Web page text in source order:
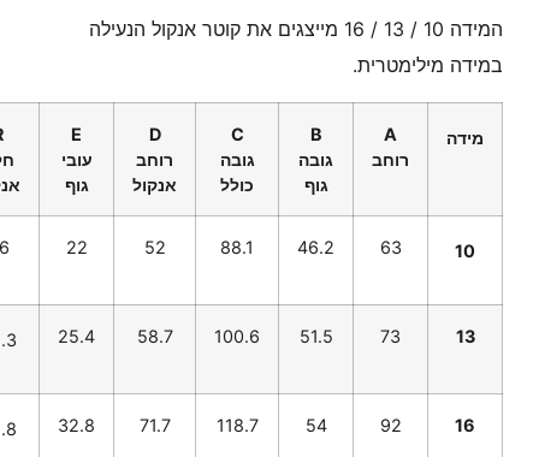
המידה 10 / 13 / 16 מייצגים את קוטר אנקול הנעילה
במידה מילימטרית.
מידה
A
רוחב
B
גובה
גוף
C
גובה
כולל
D
רוחב
אנקול
E
עובי
גוף
10
63
46.2
88.1
52
22
13
73
51.5
100.6
58.7
25.4
16
92
54
118.7
71.7
32.8